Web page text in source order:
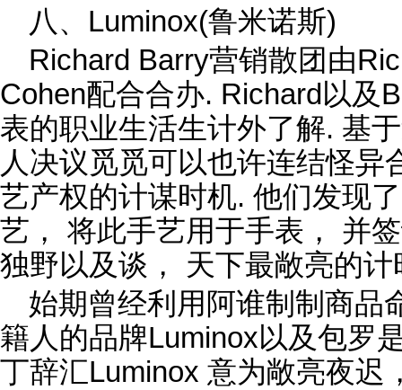
八、Luminox(鲁米诺斯)
Richard Barry营销散团由
Cohen配合合办. Richard以及
表的职业生活生计外了解. 基
人决议觅觅可以也许连结怪异
艺产权的计谋时机. 他们发现
艺， 将此手艺用于手表， 并
独野以及谈， 天下最敞亮的
始期曾经利用阿谁制制商品
籍人的品牌Luminox以及包罗
丁辞汇Luminox 意为敞亮夜迟